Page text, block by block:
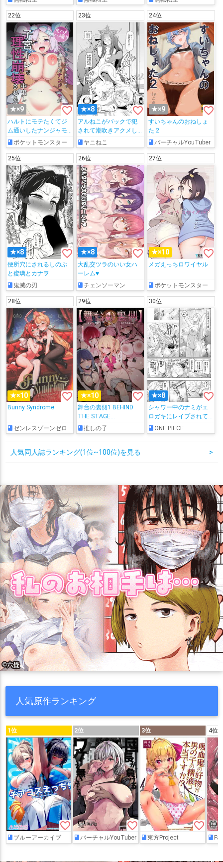
パコられたり、プルセ
ナとリニアが目隠し拘
束されてお漏らしする
短編集!!
れたりアリエルが浣腸
されてボテ腹奴隷にさ
れたり…
22位
★×9 favorite_border
ハルトにモテたくてジ
ム通いしたナンジャモ
が子宮トレで理性崩壊
中出しされる話
ポケットモンスター
23位
★×8 favorite_border
アルねこがバックで犯
されて潮吹きアクメし
ちゃう♡
ヤニねこ
24位
★×9 favorite_border
すいちゃんのおねしょ
た 2
バーチャルYouTuber
25位
★×8 favorite_border
便所穴にされるしのぶ
と蜜璃とカナヲ
鬼滅の刃
26位
★×8 favorite_border
大乱交ツラのいい女ハ
ーレム♥
チェンソーマン
27位
★×10 favorite_border
メガえっちロワイヤル
ポケットモンスター
28位
★×10 favorite_border
Bunny Syndrome
ゼンレスゾーンゼロ
29位
★×10 favorite_border
舞台の裏側1 BEHIND
THE STAGE...
推しの子
30位
★×8 favorite_border
シャワー中のナミがエ
ロガキにレイプされて
快楽堕ちしちゃう!!
ONE PIECE
人気同人誌ランキング(1位~100位)を見る >
人気原作ランキング
1位
favorite_border
ブルーアーカイブ
2位
favorite_border
バーチャルYouTuber
3位
favorite_border
東方Project
4位